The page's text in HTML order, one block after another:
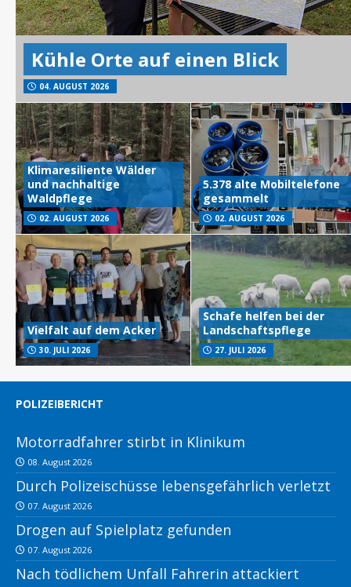
Kühle Orte auf einen Blick
04. AUGUST 2026
Klimaresiliente Wälder
und nachhaltige
Waldpflege
02. AUGUST 2026
5.378 alte Mobiltelefone
gesammelt
02. AUGUST 2026
Vielfalt auf dem Acker
30. JULI 2026
Schafe helfen bei der
Landschaftspflege
27. JULI 2026
POLIZEIBERICHT
Motorradfahrer stirbt in Klinikum
08. August 2026
Durch Polizeischüsse lebensgefährlich verletzt
07. August 2026
Drogen auf Spielplatz gefunden
07. August 2026
Nach tödlichem Unfall Fahrerin attackiert